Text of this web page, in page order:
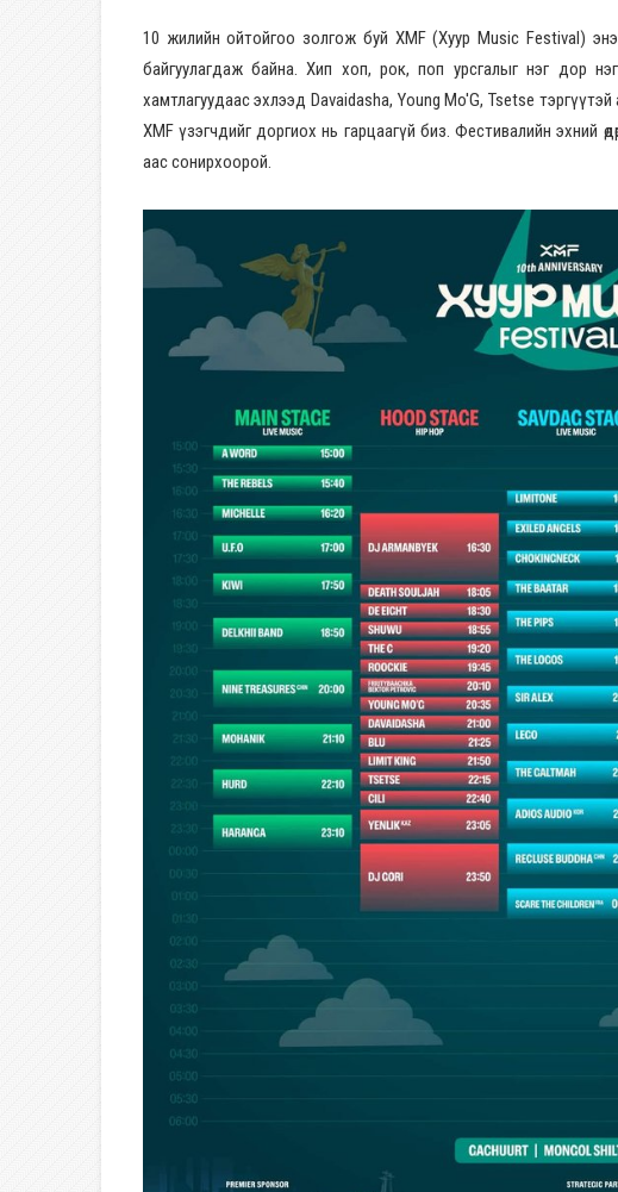
10 жилийн ойтойгоо золгож буй XMF (Xyyp Music Festival)
байгуулагдаж байна. Хип хоп, рок, поп урсгалыг нэг дор
хамтлагуудаас эхлээд Davaidasha, Young Mo'G, Tsetse
XMF үзэгчдийг доргиох нь гарцаагүй биз. Фестивалийн эхний
аас сонирхоорой.